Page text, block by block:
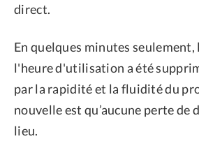
direct.
En quelques minutes seulement,
l'heure d'utilisation a été
par la rapidité et la fluidité du
nouvelle est qu’aucune perte de
lieu.